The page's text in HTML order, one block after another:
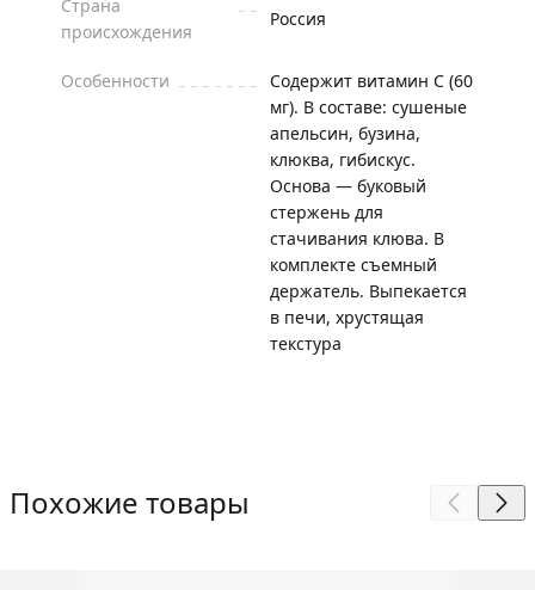
Страна
происхождения
Россия
Особенности
Содержит витамин С (60
мг). В составе: сушеные
апельсин, бузина,
клюква, гибискус.
Основа — буковый
стержень для
стачивания клюва. В
комплекте съемный
держатель. Выпекается
в печи, хрустящая
текстура
Похожие товары